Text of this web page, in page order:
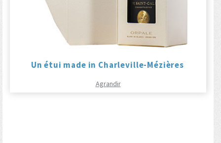
Un étui made in Charleville-Mézières
Agrandir